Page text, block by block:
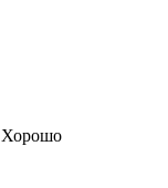
Хорошо